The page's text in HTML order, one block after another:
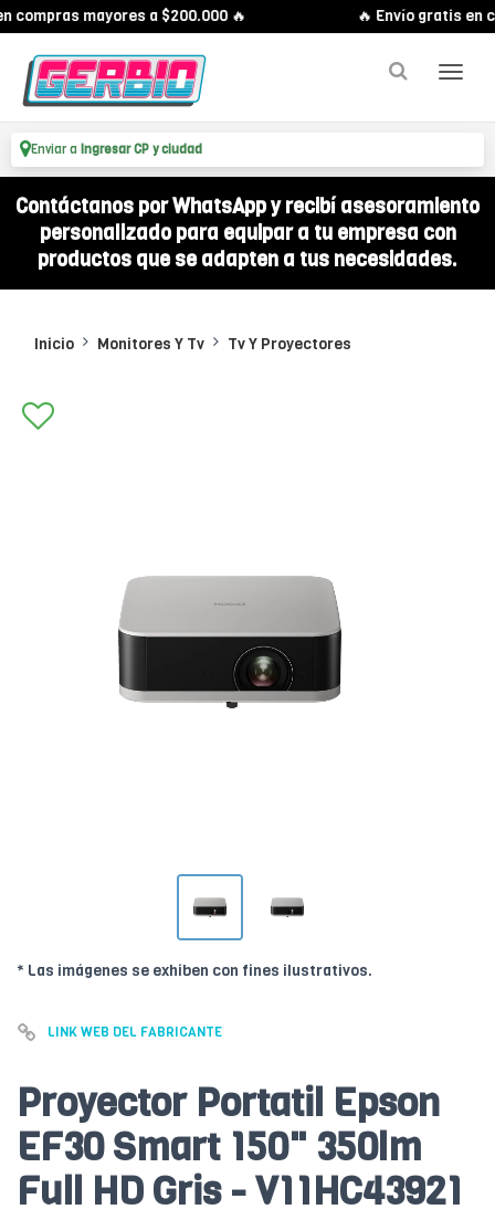
compras mayores a $200.000 🔥 🔥 Envío gratis en
Enviar a Ingresar CP y ciudad
Contáctanos por WhatsApp y recibí asesoramiento
personalizado para equipar a tu empresa con
productos que se adapten a tus necesidades.
Inicio Monitores Y Tv Tv Y Proyectores
* Las imágenes se exhiben con fines ilustrativos.
LINK WEB DEL FABRICANTE
Proyector Portatil Epson
EF30 Smart 150" 350lm
Full HD Gris - V11HC43921